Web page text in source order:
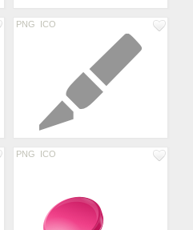
PNG ICO
PNG ICO